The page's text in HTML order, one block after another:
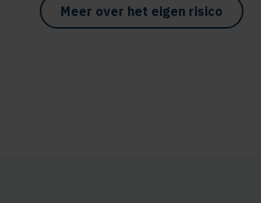
Meer over het eigen risico